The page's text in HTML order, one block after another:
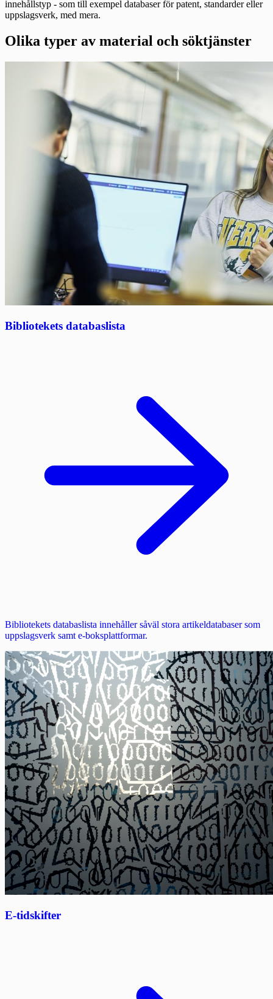
innehållstyp - som till exempel databaser för patent, standarder eller
uppslagsverk, med mera.
Olika typer av material och söktjänster
Bibliotekets databaslista
Bibliotekets databaslista innehåller såväl stora artikeldatabaser som
uppslagsverk samt e-boksplattformar.
E-tidskifter